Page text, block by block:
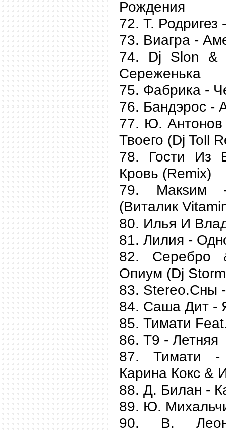
Рождения
72. Т.
73. Виагра -
74. Dj Slon &
Сереженька
75. Фабрика -
76. Бандэрос -
77. Ю.
Твоего (Dj Toll
78. Гости Из
Кровь (Remix)
79. Макsим -
(Виталик
80. Илья И
81. Лилия -
82. Серебро
Опиум (Dj
83. Stereo.Сны
84. Саша Дит -
85. Тимати
86. Т9 - Летняя
87. Тимати
Карина Кокс &
88. Д. Билан -
89. Ю.
90. В.